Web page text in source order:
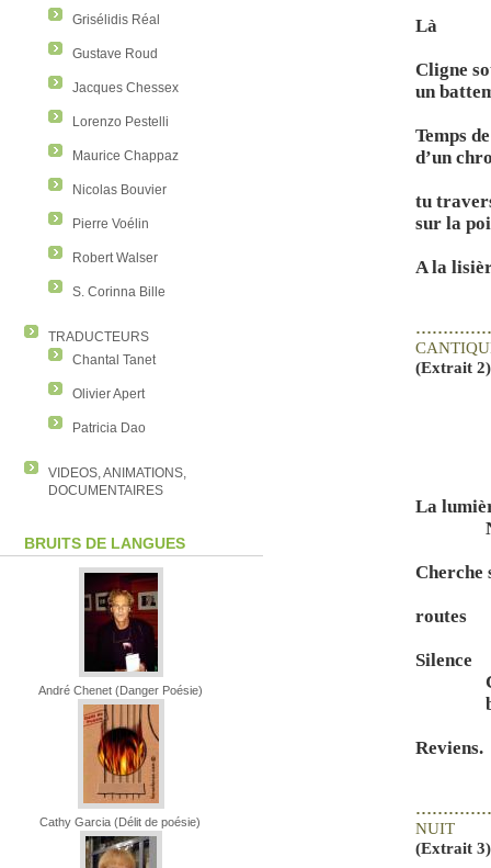
Grisélidis Réal
Gustave Roud
Jacques Chessex
Lorenzo Pestelli
Maurice Chappaz
Nicolas Bouvier
Pierre Voélin
Robert Walser
S. Corinna Bille
TRADUCTEURS
Chantal Tanet
Olivier Apert
Patricia Dao
VIDEOS, ANIMATIONS,
DOCUMENTAIRES
BRUITS DE LANGUES
André Chenet (Danger Poésie)
Cathy Garcia (Délit de poésie)
Là
Cligne
un
Temps
d’un
tu
sur la
A la
(Extrait 2)
La
Cherche
routes
Silence
Reviens.
NUIT
(Extrait 3)